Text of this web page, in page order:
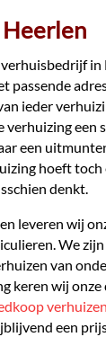
in
passende
ieder
een
een
hoeft toch
denkt.
leveren wij
We
van
keren wij
een